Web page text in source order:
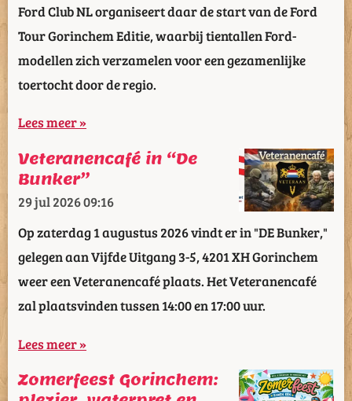
Ford Club NL organiseert daar de start van de Ford
Tour Gorinchem Editie, waarbij tientallen Ford-
modellen zich verzamelen voor een gezamenlijke
toertocht door de regio.
Lees meer »
Veteranencafé in “De
Bunker”
29 jul 202609:16
Op zaterdag 1 augustus 2026 vindt er in "DE Bunker,"
gelegen aan Vijfde Uitgang 3-5, 4201 XH Gorinchem
weer een Veteranencafé plaats. Het Veteranencafé
zal plaatsvinden tussen 14:00 en 17:00 uur.
Lees meer »
Zomerfeest Gorinchem: